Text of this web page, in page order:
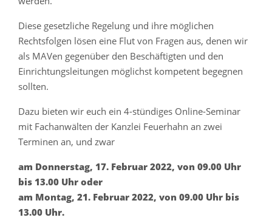
Diese gesetzliche Regelung und ihre möglichen
Rechtsfolgen lösen eine Flut von Fragen aus, denen wir
als MAVen gegenüber den Beschäftigten und den
Einrichtungsleitungen möglichst kompetent begegnen
sollten.
Dazu bieten wir euch ein 4-stündiges Online-Seminar
mit Fachanwälten der Kanzlei Feuerhahn an zwei
Terminen an, und zwar
am Donnerstag, 17. Februar 2022, von 09.00 Uhr
bis 13.00 Uhr oder
am Montag, 21. Februar 2022, von 09.00 Uhr bis
13.00 Uhr.